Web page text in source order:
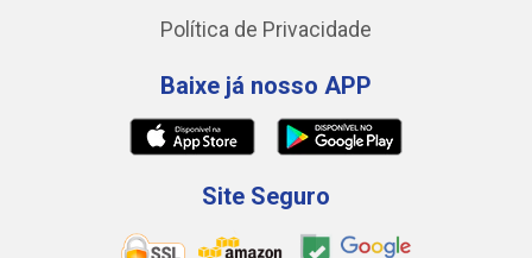
Política de Privacidade
Baixe já nosso APP
Site Seguro